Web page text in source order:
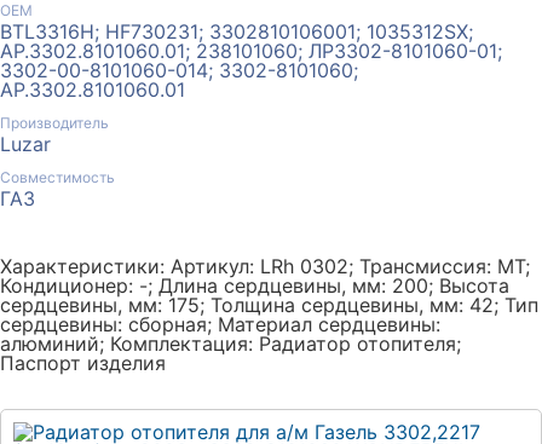
ОЕМ
BTL3316H; HF730231; 3302810106001; 1035312SX;
AP.3302.8101060.01; 238101060; ЛР3302-8101060-01;
3302-00-8101060-014; 3302-8101060;
АР.3302.8101060.01
Производитель
Luzar
Совместимость
ГАЗ
Характеристики: Артикул: LRh 0302; Трансмиссия: MT;
Кондиционер: -; Длина сердцевины, мм: 200; Высота
сердцевины, мм: 175; Толщина сердцевины, мм: 42; Тип
сердцевины: сборная; Материал сердцевины:
алюминий; Комплектация: Радиатор отопителя;
Паспорт изделия